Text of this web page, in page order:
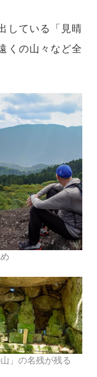
している「見晴
くの山々など全
」の名残が残る